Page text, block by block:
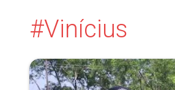
#Vinícius